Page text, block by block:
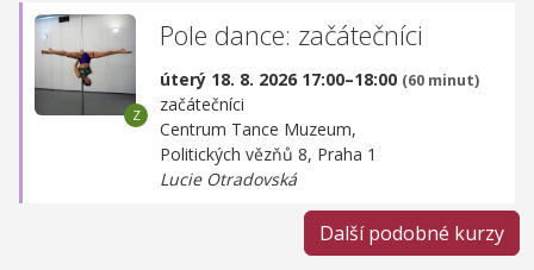
Pole dance: začátečníci
úterý 18. 8. 2026 17:00–18:00 (60 minut)
začátečníci
Centrum Tance Muzeum,
Politických vězňů 8, Praha 1
Lucie Otradovská
Další podobné kurzy